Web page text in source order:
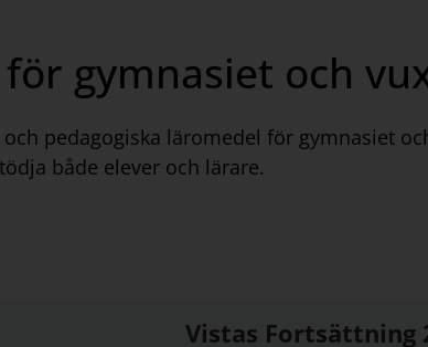
gymnasiet och
pedagogiska läromedel för gymnasiet
både elever och lärare.
Vistas Fortsättning